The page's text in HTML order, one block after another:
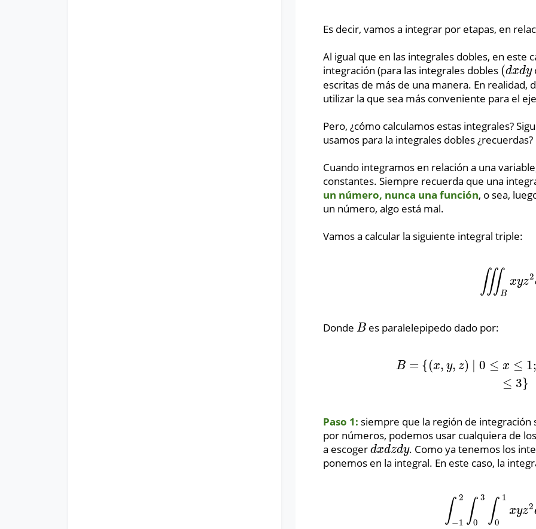
Es decir, vamos a integrar por etapas, en
Al igual que en las integrales dobles, en este
integración (para las integrales dobles (dxdy
(dxdy
escritas de más de una manera. En realidad,
utilizar la que sea más conveniente para el
Pero, ¿cómo calculamos estas integrales?
usamos para la integrales dobles ¿recuerdas?
Cuando integramos en relación a una
constantes. Siempre recuerda que una
un número, nunca una función, o sea,
un número, algo está mal.
Vamos a calcular la siguiente integral triple:
∭B
xyz2
∭B xyz2d
Donde B
B es paralelepipedo dado por:
B = {(x, y, z) ∣ 0 ≤ x ≤ 1;
≤ 3}
B={ (x,y z)∣ 0≤ x≤ 1;− 1≤
Paso 1: siempre que la región de integración
por números, podemos usar cualquiera de
a escoger dxdzdy
dxdzdy . Como ya tenemos los
ponemos en la integral. En este caso, la
∫ 2
−1 ∫ 3
0 ∫ 1
0
xyz2
12 3 1xyz2